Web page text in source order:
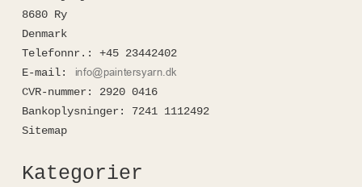
8680 Ry
Denmark
Telefonnr. :
+45 23442402
E-mail:
CVR-nummer:
2920 0416
Bankoplysninger:
7241 1112492
Sitemap
Kategorier